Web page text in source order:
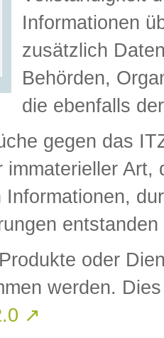
Informationen
zusätzlich
Behörden,
die ebenfalls
gegen das
immaterieller
oder
werden.
↗